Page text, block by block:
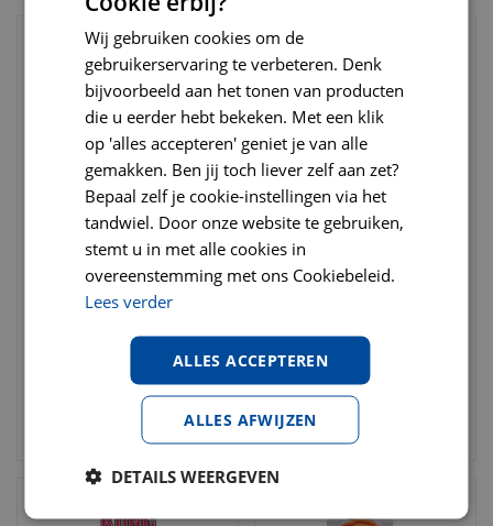
Chuckit ultra ball medium
Rogz lighthouse
Wij gebruiken cookies om de
gebruikerservaring te verbeteren. Denk
bijvoorbeeld aan het tonen van producten
die u eerder hebt bekeken. Met een klik
op 'alles accepteren' geniet je van alle
gemakken. Ben jij toch liever zelf aan zet?
Bepaal zelf je cookie-instellingen via het
tandwiel. Door onze website te gebruiken,
stemt u in met alle cookies in
overeenstemming met ons Cookiebeleid.
Lees verder
ALLES ACCEPTEREN
ALLES AFWIJZEN
DETAILS WEERGEVEN